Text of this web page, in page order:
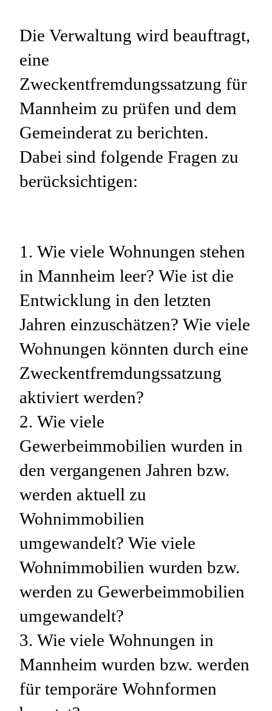
Die Verwaltung wird beauftragt,
eine
Zweckentfremdungssatzung für
Mannheim zu prüfen und dem
Gemeinderat zu berichten.
Dabei sind folgende Fragen zu
berücksichtigen:
1. Wie viele Wohnungen stehen
in Mannheim leer? Wie ist die
Entwicklung in den letzten
Jahren einzuschätzen? Wie viele
Wohnungen könnten durch eine
Zweckentfremdungssatzung
aktiviert werden?
2. Wie viele
Gewerbeimmobilien wurden in
den vergangenen Jahren bzw.
werden aktuell zu
Wohnimmobilien
umgewandelt? Wie viele
Wohnimmobilien wurden bzw.
werden zu Gewerbeimmobilien
umgewandelt?
3. Wie viele Wohnungen in
Mannheim wurden bzw. werden
für temporäre Wohnformen